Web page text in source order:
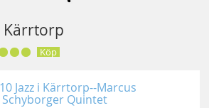
Kärrtorp
Köp
Jazz i Kärrtorp--Marcus
Quintet